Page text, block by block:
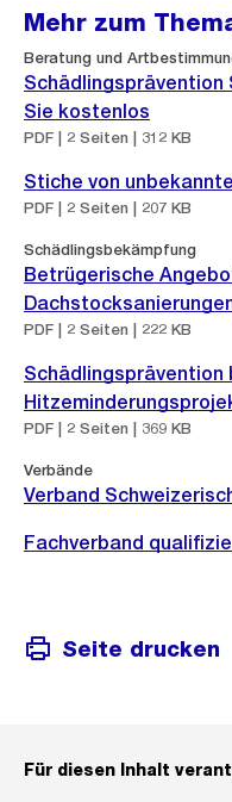
Mehr zum
Beratung und
Schädlingsprävention
Sie kostenlos
PDF | 2 Seiten | 312 KB
Stiche von
PDF | 2 Seiten | 207 KB
Schädlingsbekämpfung
Betrügerische
PDF | 2 Seiten | 222 KB
Schädlingsprävention
PDF | 2 Seiten | 369 KB
Verbände
Externer
Link:
Verband
Externer
Fachverband
Seite drucken
Für diesen Inhalt